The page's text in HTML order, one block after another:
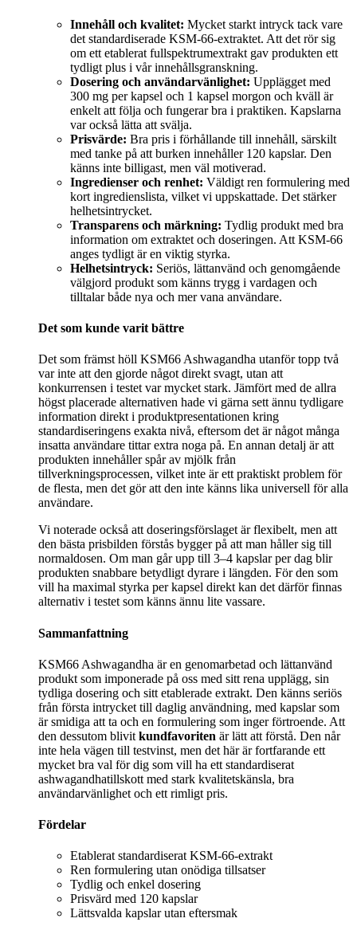
Innehåll och kvalitet: Mycket starkt intryck tack vare
det standardiserade KSM-66-extraktet. Att det rör sig
om ett etablerat fullspektrumextrakt gav produkten ett
tydligt plus i vår innehållsgranskning.
Dosering och användarvänlighet: Upplägget med
300 mg per kapsel och 1 kapsel morgon och kväll är
enkelt att följa och fungerar bra i praktiken. Kapslarna
var också lätta att svälja.
Prisvärde: Bra pris i förhållande till innehåll, särskilt
med tanke på att burken innehåller 120 kapslar. Den
känns inte billigast, men väl motiverad.
Ingredienser och renhet: Väldigt ren formulering med
kort ingredienslista, vilket vi uppskattade. Det stärker
helhetsintrycket.
Transparens och märkning: Tydlig produkt med bra
information om extraktet och doseringen. Att KSM-66
anges tydligt är en viktig styrka.
Helhetsintryck: Seriös, lättanvänd och genomgående
välgjord produkt som känns trygg i vardagen och
tilltalar både nya och mer vana användare.
Det som kunde varit bättre
Det som främst höll KSM66 Ashwagandha utanför topp två
var inte att den gjorde något direkt svagt, utan att
konkurrensen i testet var mycket stark. Jämfört med de allra
högst placerade alternativen hade vi gärna sett ännu tydligare
information direkt i produktpresentationen kring
standardiseringens exakta nivå, eftersom det är något många
insatta användare tittar extra noga på. En annan detalj är att
produkten innehåller spår av mjölk från
tillverkningsprocessen, vilket inte är ett praktiskt problem för
de flesta, men det gör att den inte känns lika universell för alla
användare.
Vi noterade också att doseringsförslaget är flexibelt, men att
den bästa prisbilden förstås bygger på att man håller sig till
normaldosen. Om man går upp till 3–4 kapslar per dag blir
produkten snabbare betydligt dyrare i längden. För den som
vill ha maximal styrka per kapsel direkt kan det därför finnas
alternativ i testet som känns ännu lite vassare.
Sammanfattning
KSM66 Ashwagandha är en genomarbetad och lättanvänd
produkt som imponerade på oss med sitt rena upplägg, sin
tydliga dosering och sitt etablerade extrakt. Den känns seriös
från första intrycket till daglig användning, med kapslar som
är smidiga att ta och en formulering som inger förtroende. Att
den dessutom blivit kundfavoriten är lätt att förstå. Den når
inte hela vägen till testvinst, men det här är fortfarande ett
mycket bra val för dig som vill ha ett standardiserat
ashwagandhatillskott med stark kvalitetskänsla, bra
användarvänlighet och ett rimligt pris.
Fördelar
Etablerat standardiserat KSM-66-extrakt
Ren formulering utan onödiga tillsatser
Tydlig och enkel dosering
Prisvärd med 120 kapslar
Lättsvalda kapslar utan eftersmak